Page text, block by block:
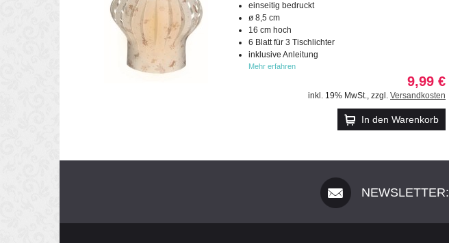
einseitig bedruckt
ø 8,5 cm
16 cm hoch
6 Blatt für 3 Tischlichter
inklusive Anleitung
Mehr erfahren
9,99 €
inkl. 19% MwSt., zzgl. Versandkosten
In den Warenkorb
NEWSLETTER: